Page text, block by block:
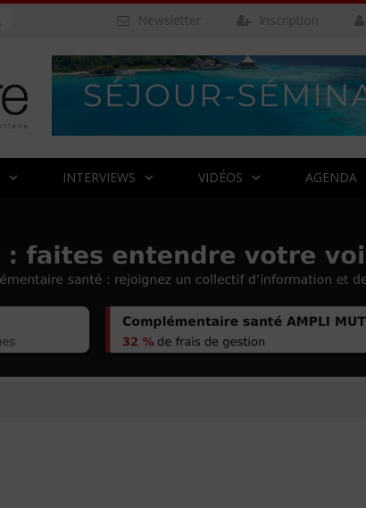
Inscription
Newsletter
INTERVIEWS VIDÉOS AGENDA